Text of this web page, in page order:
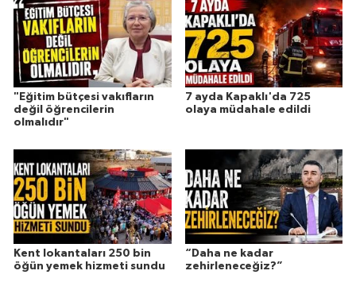
"Eğitim bütçesi vakıfların
değil öğrencilerin
olmalıdır"
7 ayda Kapaklı'da 725
olaya müdahale edildi
Kent lokantaları 250 bin
öğün yemek hizmeti sundu
“Daha ne kadar
zehirleneceğiz?”